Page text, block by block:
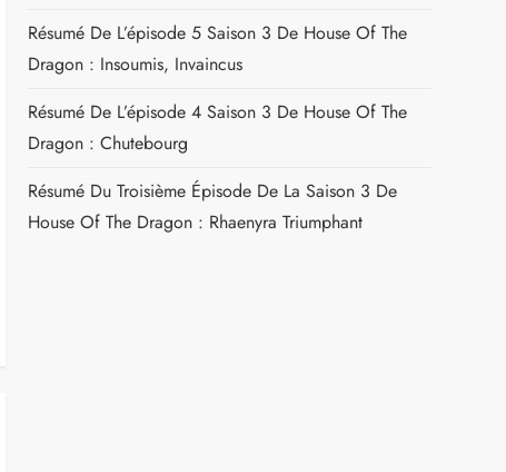
Résumé De L’épisode 5 Saison 3 De House Of The
Dragon : Insoumis, Invaincus
Résumé De L’épisode 4 Saison 3 De House Of The
Dragon : Chutebourg
Résumé Du Troisième Épisode De La Saison 3 De
House Of The Dragon : Rhaenyra Triumphant